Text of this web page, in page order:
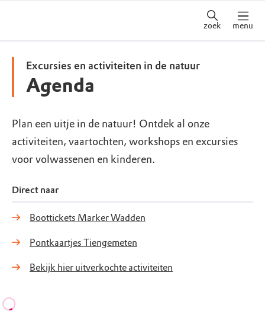
zoek menu
Excursies en activiteiten in de natuur
Agenda
Plan een uitje in de natuur! Ontdek al onze
activiteiten, vaartochten, workshops en excursies
voor volwassenen en kinderen.
Direct naar
Boottickets Marker Wadden
Pontkaartjes Tiengemeten
Bekijk hier uitverkochte activiteiten